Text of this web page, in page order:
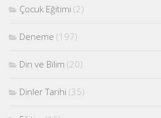
Çocuk Eğitimi (2)
Deneme (197)
Din ve Bilim (20)
Dinler Tarihi (35)